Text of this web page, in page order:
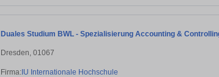
Duales Studium BWL - Spezialisierung Accounting &
Dresden, 01067
Firma:IU Internationale Hochschule